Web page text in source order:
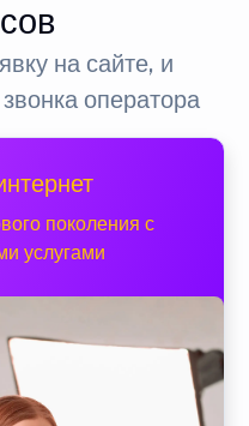
на сайте, и
оператора
поколения с
услугами